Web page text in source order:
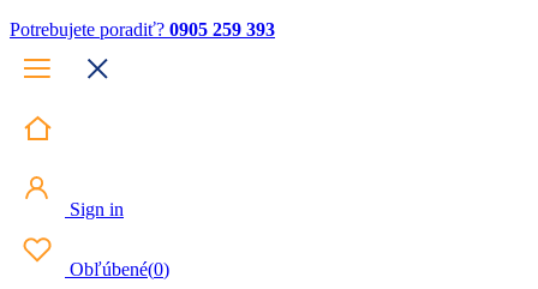
Potrebujete poradiť? 0905 259 393
Sign in
Obľúbené(0)